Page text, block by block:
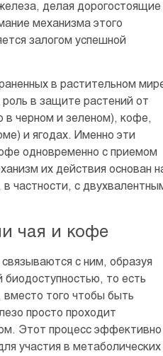
делая дорогостоящие
механизма этого
залогом успешной
в растительном
в защите растений от
в черном и зеленом), кофе,
и ягодах. Именно эти
одновременно с приемом
их действия основан
частности, с
чая и кофе
с ним, образуя
то есть
вместо того чтобы быть
просто проходит
Этот процесс эффективно
участия в метаболических